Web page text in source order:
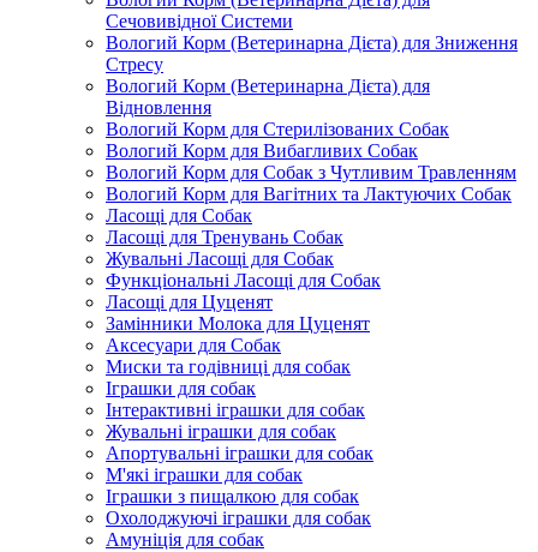
Сечовивідної Системи
Вологий Корм (Ветеринарна Дієта) для Зниження
Стресу
Вологий Корм (Ветеринарна Дієта) для
Відновлення
Вологий Корм для Стерилізованих Собак
Вологий Корм для Вибагливих Собак
Вологий Корм для Собак з Чутливим Травленням
Вологий Корм для Вагітних та Лактуючих Собак
Ласощі для Собак
Ласощі для Тренувань Собак
Жувальні Ласощі для Собак
Функціональні Ласощі для Собак
Ласощі для Цуценят
Замінники Молока для Цуценят
Аксесуари для Собак
Миски та годівниці для собак
Іграшки для собак
Інтерактивні іграшки для собак
Жувальні іграшки для собак
Апортувальні іграшки для собак
М'які іграшки для собак
Іграшки з пищалкою для собак
Охолоджуючі іграшки для собак
Амуніція для собак